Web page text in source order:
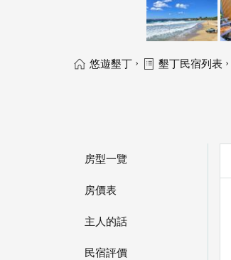
悠遊墾丁 › 墾丁民宿列表 ›
房型一覽
房價表
主人的話
民宿評價